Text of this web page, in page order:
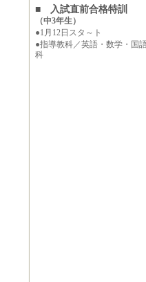
■ 入試直前合格特訓
（中3年生）
●1月12日スタ～ト
●指導教科／英語・数学・国
科